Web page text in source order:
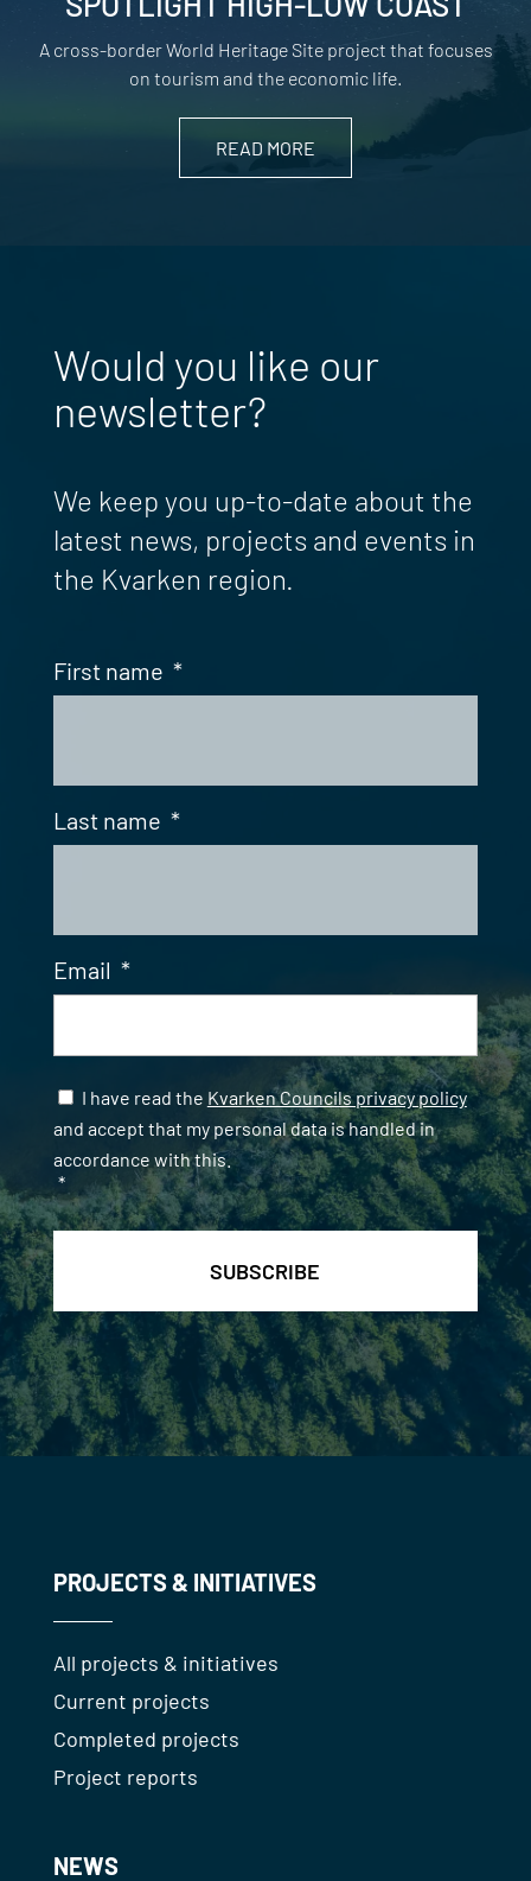
A cross-border World Heritage Site project that focuses
on tourism and the economic life.
READ MORE
Would you like our
newsletter?
We keep you up-to-date about the
latest news, projects and events in
the Kvarken region.
First name *
Last name *
Email *
Samtycke *
I have read the Kvarken Councils privacy policy
and accept that my personal data is handled in
accordance with this.
*
PROJECTS & INITIATIVES
All projects & initiatives
Current projects
Completed projects
Project reports
NEWS